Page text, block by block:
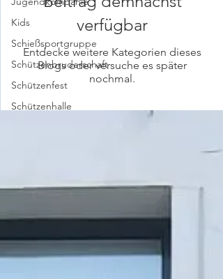
Kids
Schießsportgruppe
Schützenbruderschaft
Schützenfest
Schützenhalle
verfügbar
Entdecke weitere Kategorien dieses
Blogs oder versuche es später
nochmal.